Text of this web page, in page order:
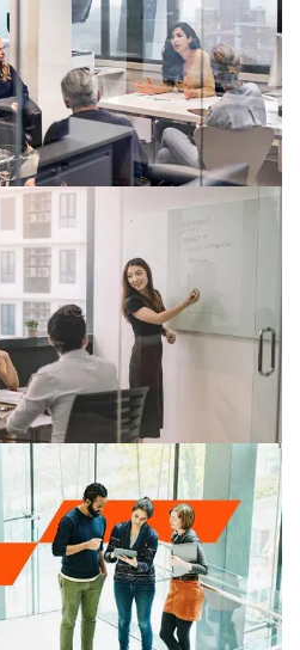
y cultura
sostenibles
a través de gestión del
y liderazgo.
la fuerza de
de la fuerza laboral
integrando gestión
y cultura organizacional.